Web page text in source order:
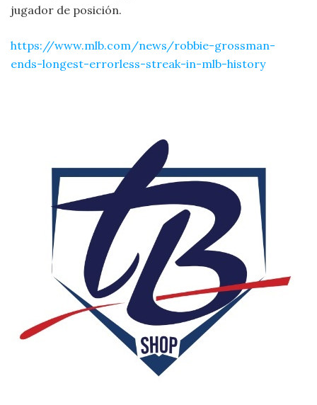
jugador de posición.
https://www.mlb.com/news/robbie-grossman-
ends-longest-errorless-streak-in-mlb-history